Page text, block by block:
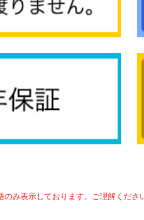
み表示しております。ご理解くださ